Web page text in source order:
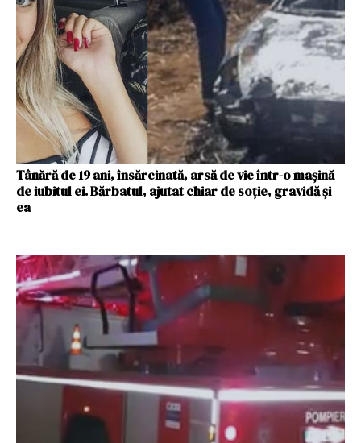
Tânără de 19 ani, însărcinată, arsă de vie într-o mașină
de iubitul ei. Bărbatul, ajutat chiar de soție, gravidă și
ea